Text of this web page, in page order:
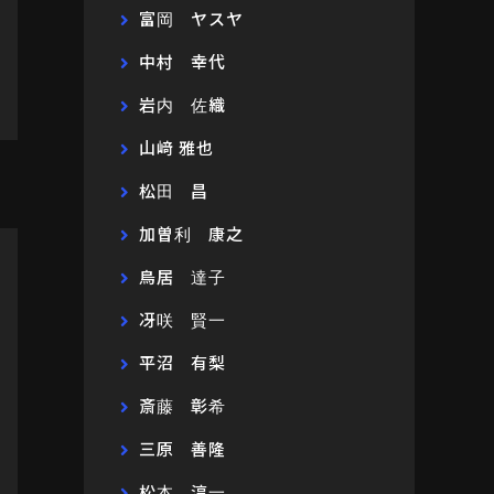
富岡 ヤスヤ
中村 幸代
岩内 佐織
山﨑 雅也
松田 昌
加曽利 康之
鳥居 達子
冴咲 賢一
平沼 有梨
斎藤 彰希
三原 善隆